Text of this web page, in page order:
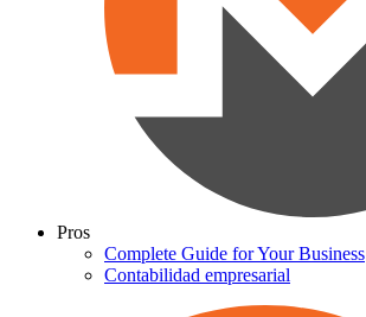
Pros
Complete Guide for Your Business
Contabilidad empresarial